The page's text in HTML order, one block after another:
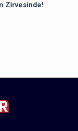
Zirvesinde!